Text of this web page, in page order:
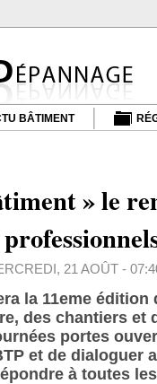
BÂTIMENT
» le
21 AOÛT -
la 11eme édition
des chantiers et
portes
et de dialoguer
à toutes